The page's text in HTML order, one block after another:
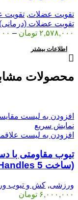
تقویت عضلات, تقویت
تقویت عضلات (درمانی)
۲,۵۷۸,۰۰۰ تومان –
اطلاعات بیشتر
محصولات
افزودن به لیست
نمایش سریع
افزودن به لیست
(ساخت 5 Meter Resistance Tube with Handles
ورزشی, کش و تیوب
۶,۰۰۰,۰۰۰ تومان